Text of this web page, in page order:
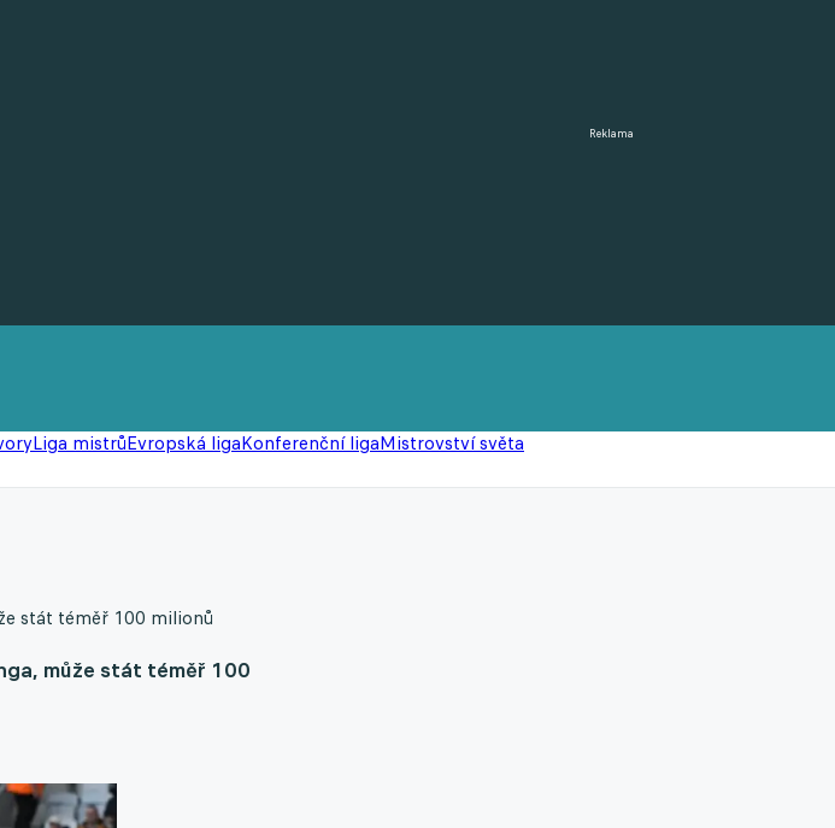
Reklama
Liga mistrůEvropská ligaKonferenční ligaMistrovství světa
stát téměř 100 milionů
může stát téměř 100